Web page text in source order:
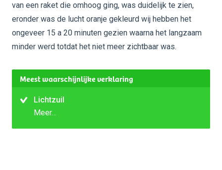
van een raket die omhoog ging, was duidelijk te zien,
eronder was de lucht oranje gekleurd wij hebben het
ongeveer 15 a 20 minuten gezien waarna het langzaam
minder werd totdat het niet meer zichtbaar was.
Meest waarschijnlijke verklaring
Lichtzuil
Meer…